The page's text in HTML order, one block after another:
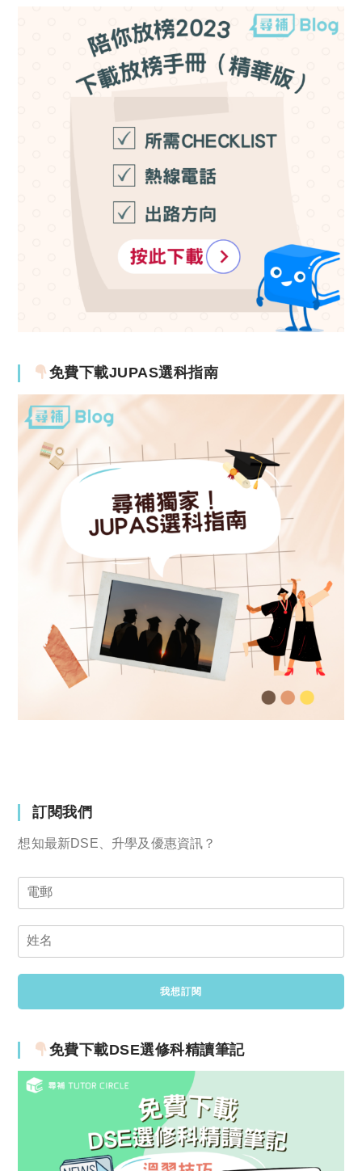
免費下載JUPAS選科指南
訂閱我們
想知最新DSE、升學及優惠資訊？
免費下載DSE選修科精讀筆記